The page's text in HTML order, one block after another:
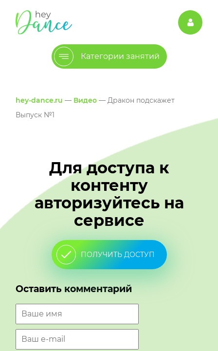
Категории занятий
hey-dance.ru — Видео — Дракон подскажет
Выпуск №1
Для доступа к
контенту
авторизуйтесь на
сервисе
ПОЛУЧИТЬ ДОСТУП
Оставить комментарий